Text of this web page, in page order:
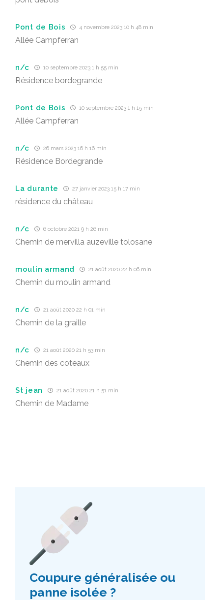
Pont de Bois 4 novembre 2023 10 h 48 min
Allée Campferran
n/c 10 septembre 2023 1 h 55 min
Résidence bordegrande
Pont de Bois 10 septembre 2023 1 h 15 min
Allée Campferran
n/c 26 mars 2023 16 h 16 min
Résidence Bordegrande
La durante 27 janvier 2023 15 h 17 min
résidence du château
n/c 6 octobre 2021 9 h 26 min
Chemin de mervilla auzeville tolosane
moulin armand 21 août 2020 22 h 06 min
Chemin du moulin armand
n/c 21 août 2020 22 h 01 min
Chemin de la graille
n/c 21 août 2020 21 h 53 min
Chemin des coteaux
St jean 21 août 2020 21 h 51 min
Chemin de Madame
Coupure généralisée ou
panne isolée ?